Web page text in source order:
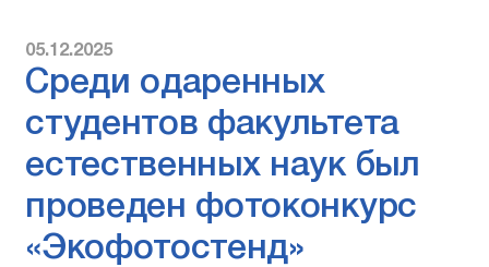
05.12.2025
Среди одаренных
студентов факультета
естественных наук был
проведен фотоконкурс
«Экофотостенд»